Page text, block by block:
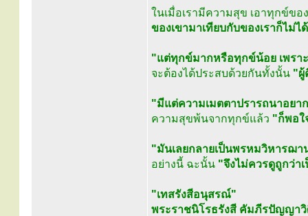
ในเมื่อเรามีความสุข เอาทุกข์ขอ
ของเขามาเทียบกับของเราก็ไม่
"แต่ทุกข์มากหรือทุกข์น้อย เพรา
จะต้องได้ประสบด้วยกันทั้งนั้น "ผู้
"มีแต่ความเมตตาปรารถนาอยา
ความสุขพ้นจากทุกข์แล้ว "ก็พอใ
"มันเลยกลายเป็นพรหมวิหารฌา
อย่างนี้ ฉะนั้น "จึงไม่ควรดูถูกว่า
"เทสรังสีอนุสรณ์"
พระราชนิโรธรังสี คัมภีรปัญญา